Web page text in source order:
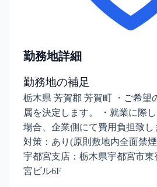
勤務地詳細
勤務地の補足
栃木県 芳賀郡 芳賀町 ・ご希望
属を決定します。 ・就業に際
場合、企業側にて費用負担致し
対策：あり(原則敷地内全面禁
宇都宮支店：栃木県宇都宮市東
宮ビル6F